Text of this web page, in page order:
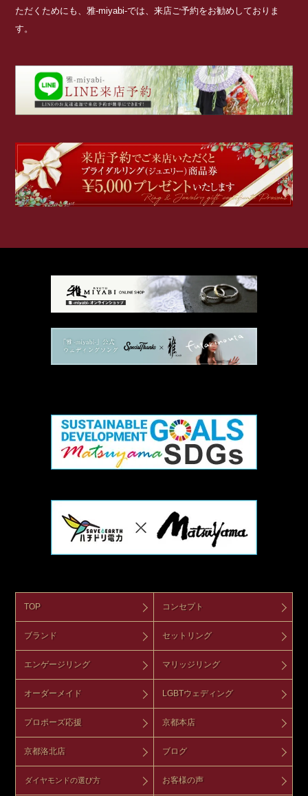
ただくためにも、雅-miyabi-では、来店ご予約をお勧めしておりま
す。
TOP コンセプト
ブランド セットリング
エンゲージリング マリッジリング
オーダーメイド LGBTウェディング
プロポーズ応援 京都本店
京都洛北店 ブログ
ダイヤモンドの選び方 お客様の声